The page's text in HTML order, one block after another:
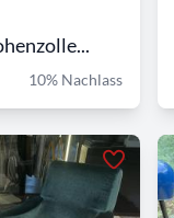
10% Nachlass